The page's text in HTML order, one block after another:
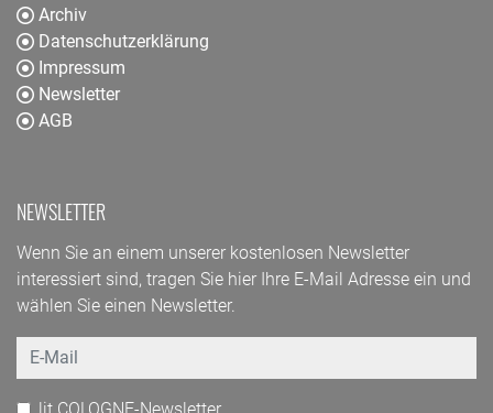
Archiv
Datenschutzerklärung
Impressum
Newsletter
AGB
NEWSLETTER
Wenn Sie an einem unserer kostenlosen Newsletter
interessiert sind, tragen Sie hier Ihre E-Mail Adresse ein und
wählen Sie einen Newsletter.
Email